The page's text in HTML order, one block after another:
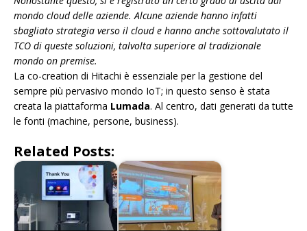
mondo cloud delle aziende. Alcune aziende hanno infatti
sbagliato strategia verso il cloud e hanno anche sottovalutato il
TCO di queste soluzioni, talvolta superiore al tradizionale
mondo on premise.
La co-creation di Hitachi è essenziale per la gestione del
sempre più pervasivo mondo IoT; in questo senso è stata
creata la piattaforma Lumada. Al centro, dati generati da tutte
le fonti (machine, persone, business).
Related Posts: